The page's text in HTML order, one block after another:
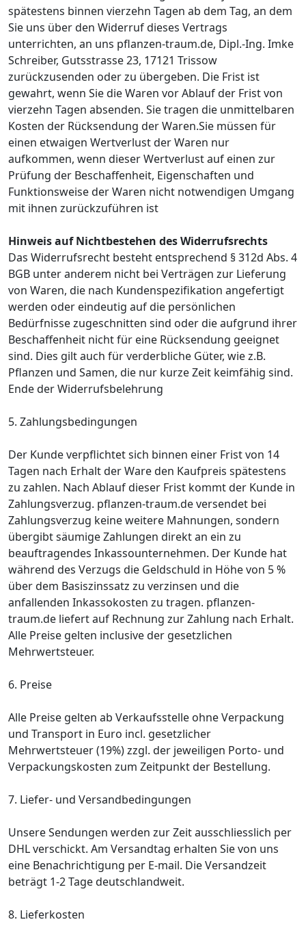
spätestens binnen vierzehn Tagen ab dem Tag, an dem
Sie uns über den Widerruf dieses Vertrags
unterrichten, an uns pflanzen-traum.de, Dipl.-Ing. Imke
Schreiber, Gutsstrasse 23, 17121 Trissow
zurückzusenden oder zu übergeben. Die Frist ist
gewahrt, wenn Sie die Waren vor Ablauf der Frist von
vierzehn Tagen absenden. Sie tragen die unmittelbaren
Kosten der Rücksendung der Waren.Sie müssen für
einen etwaigen Wertverlust der Waren nur
aufkommen, wenn dieser Wertverlust auf einen zur
Prüfung der Beschaffenheit, Eigenschaften und
Funktionsweise der Waren nicht notwendigen Umgang
mit ihnen zurückzuführen ist
Hinweis auf Nichtbestehen des Widerrufsrechts
Das Widerrufsrecht besteht entsprechend § 312d Abs. 4
BGB unter anderem nicht bei Verträgen zur Lieferung
von Waren, die nach Kundenspezifikation angefertigt
werden oder eindeutig auf die persönlichen
Bedürfnisse zugeschnitten sind oder die aufgrund ihrer
Beschaffenheit nicht für eine Rücksendung geeignet
sind. Dies gilt auch für verderbliche Güter, wie z.B.
Pflanzen und Samen, die nur kurze Zeit keimfähig sind.
Ende der Widerrufsbelehrung
5. Zahlungsbedingungen
Der Kunde verpflichtet sich binnen einer Frist von 14
Tagen nach Erhalt der Ware den Kaufpreis spätestens
zu zahlen. Nach Ablauf dieser Frist kommt der Kunde in
Zahlungsverzug. pflanzen-traum.de versendet bei
Zahlungsverzug keine weitere Mahnungen, sondern
übergibt säumige Zahlungen direkt an ein zu
beauftragendes Inkassounternehmen. Der Kunde hat
während des Verzugs die Geldschuld in Höhe von 5 %
über dem Basiszinssatz zu verzinsen und die
anfallenden Inkassokosten zu tragen. pflanzen-
traum.de liefert auf Rechnung zur Zahlung nach Erhalt.
Alle Preise gelten inclusive der gesetzlichen
Mehrwertsteuer.
6. Preise
Alle Preise gelten ab Verkaufsstelle ohne Verpackung
und Transport in Euro incl. gesetzlicher
Mehrwertsteuer (19%) zzgl. der jeweiligen Porto- und
Verpackungskosten zum Zeitpunkt der Bestellung.
7. Liefer- und Versandbedingungen
Unsere Sendungen werden zur Zeit ausschliesslich per
DHL verschickt. Am Versandtag erhalten Sie von uns
eine Benachrichtigung per E-mail. Die Versandzeit
beträgt 1-2 Tage deutschlandweit.
8. Lieferkosten